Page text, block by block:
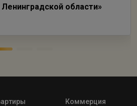
области»
Коммерция